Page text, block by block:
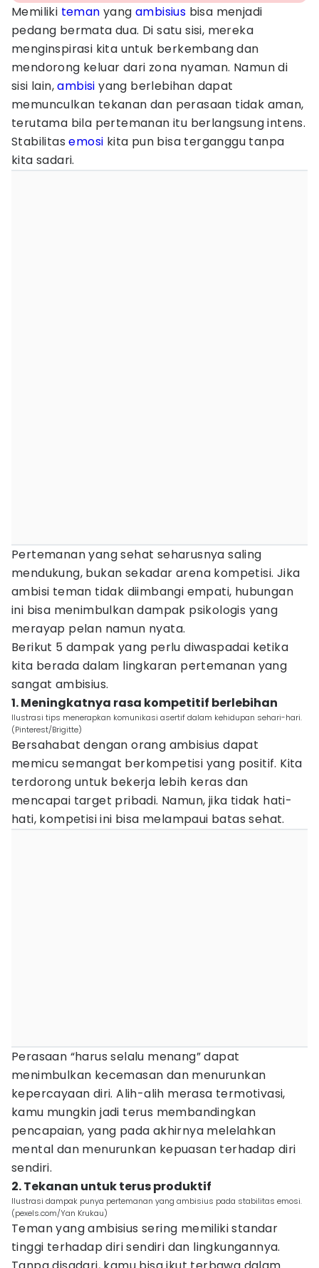
Memiliki teman yangambisius bisa menjadi
pedang bermata dua. Di satu sisi, mereka
menginspirasi kita untuk berkembang dan
mendorong keluar dari zona nyaman. Namun di
sisi lain,ambisi yang berlebihan dapat
memunculkan tekanan dan perasaan tidak aman,
terutama bila pertemanan itu berlangsung intens.
Stabilitasemosi kita pun bisa terganggu tanpa
kita sadari.
Pertemanan yang sehat seharusnya saling
mendukung, bukan sekadar arena kompetisi. Jika
ambisi teman tidak diimbangi empati, hubungan
ini bisa menimbulkan dampak psikologis yang
merayap pelan namun nyata.
Berikut 5 dampak yang perlu diwaspadai ketika
kita berada dalam lingkaran pertemanan yang
sangat ambisius.
1. Meningkatnya rasa kompetitif berlebihan
Ilustrasi tips menerapkan komunikasi asertif dalam kehidupan sehari-hari.
(Pinterest/Brigitte)
Bersahabat dengan orang ambisius dapat
memicu semangat berkompetisi yang positif. Kita
terdorong untuk bekerja lebih keras dan
mencapai target pribadi. Namun, jika tidak hati-
hati, kompetisi ini bisa melampaui batas sehat.
Perasaan “harus selalu menang” dapat
menimbulkan kecemasan dan menurunkan
kepercayaan diri. Alih-alih merasa termotivasi,
kamu mungkin jadi terus membandingkan
pencapaian, yang pada akhirnya melelahkan
mental dan menurunkan kepuasan terhadap diri
sendiri.
2. Tekanan untuk terus produktif
Ilustrasi dampak punya pertemanan yang ambisius pada stabilitas emosi.
(pexels.com/Yan Krukau)
Teman yang ambisius sering memiliki standar
tinggi terhadap diri sendiri dan lingkungannya.